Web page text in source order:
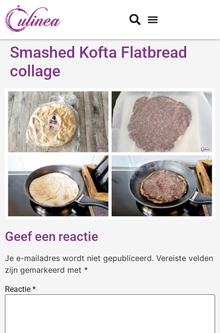
Smashed Kofta Flatbread
collage
Geef een reactie
Je e-mailadres wordt niet gepubliceerd. Vereiste velden
zijn gemarkeerd met *
Reactie *